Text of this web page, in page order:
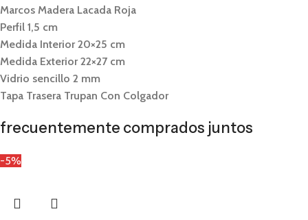
Marcos Madera Lacada Roja
Perfil 1,5 cm
Medida Interior 20×25 cm
Medida Exterior 22×27 cm
Vidrio sencillo 2 mm
Tapa Trasera Trupan Con Colgador
frecuentemente comprados juntos
-5%